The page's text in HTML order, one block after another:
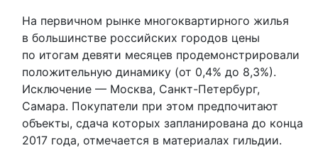
На первичном рынке многоквартирного жилья
в большинстве российских городов цены
по итогам девяти месяцев продемонстрировали
положительную динамику (от 0,4% до 8,3%).
Исключение — Москва, Санкт-Петербург,
Самара. Покупатели при этом предпочитают
объекты, сдача которых запланирована до конца
2017 года, отмечается в материалах гильдии.